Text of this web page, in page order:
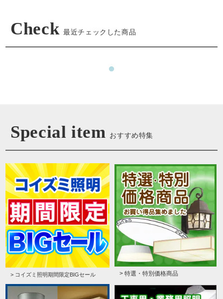
Check 最近チェックした商品
Special item おすすめ特集
> コイズミ照明期間限定BIGセール > 特選・特別価格商品